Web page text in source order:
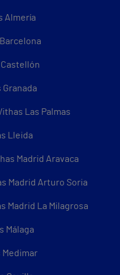
Almería
Las Palmas
Lleida
Madrid Aravaca
Madrid Arturo Soria
Madrid La Milagrosa
Málaga
Medimar